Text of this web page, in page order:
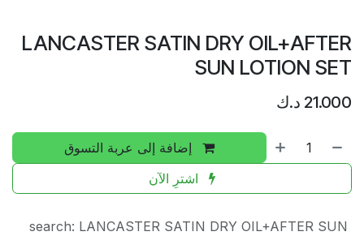
LANCASTER SATIN DRY OIL+AFTER
SUN LOTION SET
21.000 د.ك
إضافة إلى عربة التسوق
اشترِ الآن
search: LANCASTER SATIN DRY OIL+AFTER SUN